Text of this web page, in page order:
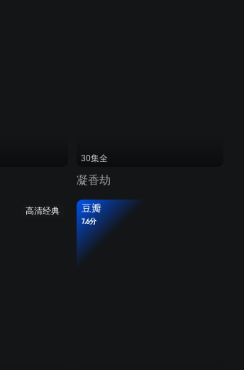
30集全
凝香劫
高清经典 豆瓣
7.6分